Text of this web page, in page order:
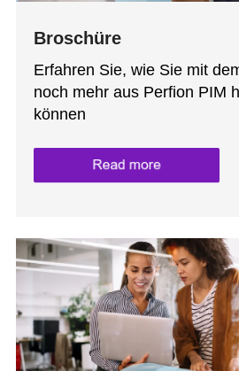
Broschüre
Erfahren Sie, wie Sie mit
noch mehr aus Perfion PIM
können